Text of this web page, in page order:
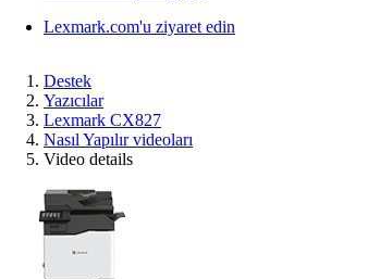
Lexmark.com'u ziyaret edin
Destek
Yazıcılar
Lexmark CX827
Nasıl Yapılır videoları
Video details